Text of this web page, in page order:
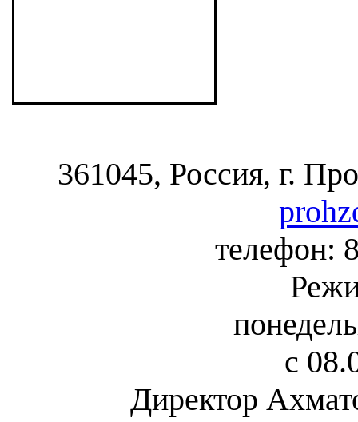
361045, Россия, г.
телефон:
с
Директор